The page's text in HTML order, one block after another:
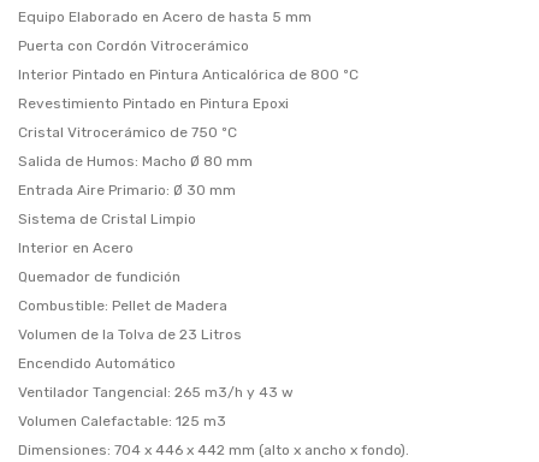
Equipo Elaborado en Acero de hasta 5 mm
Puerta con Cordón Vitrocerámico
Interior Pintado en Pintura Anticalórica de 800 ºC
Revestimiento Pintado en Pintura Epoxi
Cristal Vitrocerámico de 750 ºC
Salida de Humos: Macho Ø 80 mm
Entrada Aire Primario: Ø 30 mm
Sistema de Cristal Limpio
Interior en Acero
Quemador de fundición
Combustible: Pellet de Madera
Volumen de la Tolva de 23 Litros
Encendido Automático
Ventilador Tangencial: 265 m3/h y 43 w
Volumen Calefactable: 125 m3
Dimensiones: 704 x 446 x 442 mm (alto x ancho x fondo).